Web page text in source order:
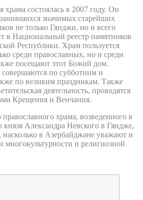
храма состоялась в 2007 году. Он
значимых старейших
не только Гянджи, но и всего
в Национальный реестр памятников
Республики. Храм пользуется
среди православных, но и среди
посещают этот Божий дом.
по субботним и
по великим праздникам. Также
деятельность, проводятся
Крещения и Венчания.
православного храма, возведенного в
князя Александра Невского в Гяндже,
насколько в Азербайджане уважают и
многокультурности и религиозной